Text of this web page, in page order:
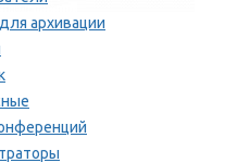
архивации